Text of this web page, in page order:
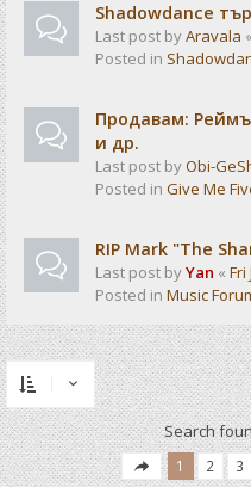
Shadowdance
Last post byAravala «
Posted in
Продавам:
и др.
Last post byObi-
Posted in Give Me
RIP Mark "The
Last post byYan « Fri
Posted in Music
Search
1 2 3